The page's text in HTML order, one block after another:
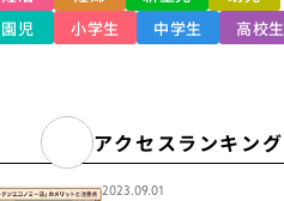
園児
小学生 中学生 高校生
アクセスランキング
2023.09.01